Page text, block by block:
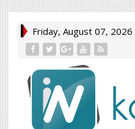
Friday, August 07, 2026